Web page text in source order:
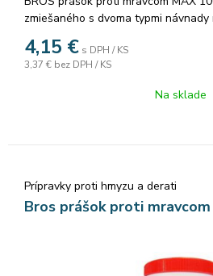
zmiešaného s dvoma typmi
sacharidov. Obsahuje atraktanty,
mravce vábivým a okamžite ho
biocídy bezpečným spôsobom. Pred
4,15 € s DPH / KS
3,37 € bez DPH / KS
Na sklade
Prípravky proti hmyzu a derati
Bros prášok proti